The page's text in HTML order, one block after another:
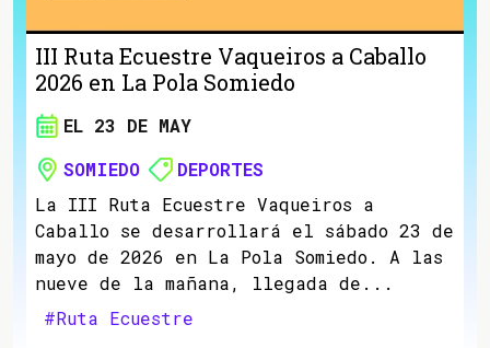
III Ruta Ecuestre Vaqueiros a Caballo
2026 en La Pola Somiedo
EL 23 DE MAY
SOMIEDO
DEPORTES
La III Ruta Ecuestre Vaqueiros a
Caballo se desarrollará el sábado 23 de
mayo de 2026 en La Pola Somiedo. A las
nueve de la mañana, llegada de...
#Ruta Ecuestre